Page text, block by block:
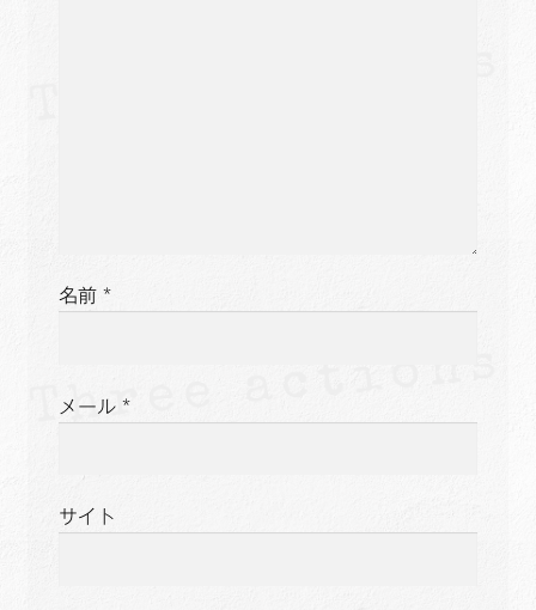
名前 *
メール *
サイト